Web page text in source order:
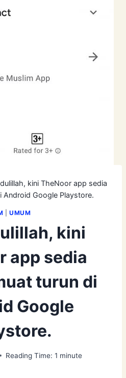
kini TheNoor app sedia
Android Google Playstore.
|UMUM
kini
app sedia
turun di
Google
Reading Time: 1 minute